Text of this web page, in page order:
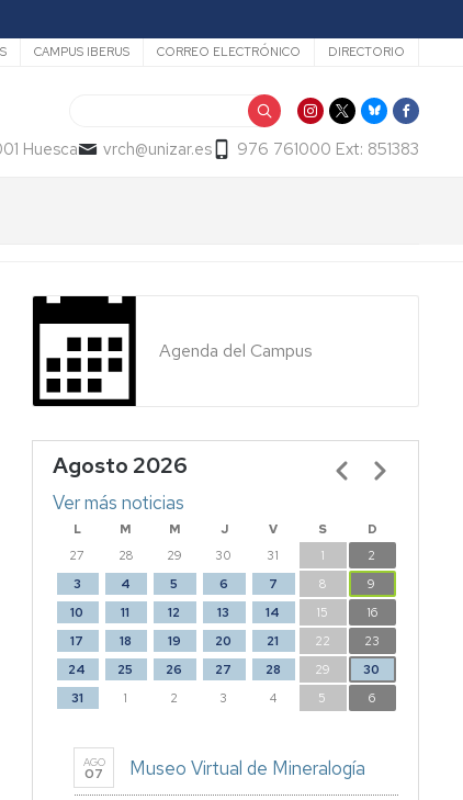
CAMPUS IBERUS CORREO ELECTRÓNICO DIRECTORIO
Huesca vrch@unizar.es 976 761000 Ext: 851383
Agenda del Campus
Agosto 2026
L M M J V S
D
27
28 29 30 31 1
2
3
4 5 6 7 8
9
10
11 12 13 14 15
16
17
18 19 20 21 22
23
24
25 26 27 28 29
30
31
1 2 3 4 5 6
Paginación
Ver más noticias
AGO
07 Museo Virtual de Mineralogía